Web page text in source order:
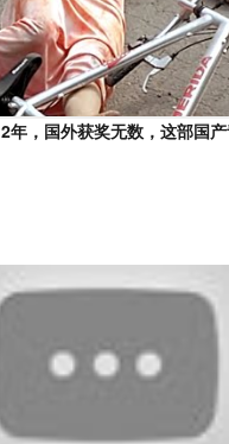
年，国外获奖无数，这部国